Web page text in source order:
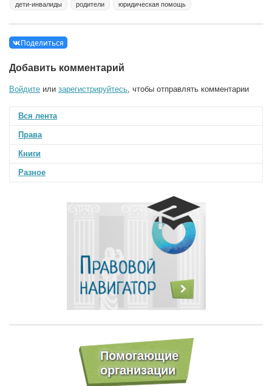
дети-инвалиды родители юридическая помощь
Поделиться
Добавить комментарий
Войдите или зарегистрируйтесь , чтобы отправлять комментарии
Вся лента
Права
Книги
Разное